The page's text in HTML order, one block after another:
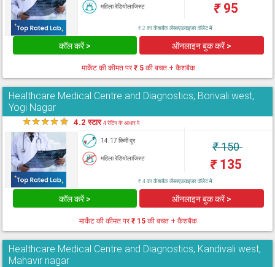
महिला रेडियोलाजिस्ट ₹95
₹ 2 का कैशबैक लैब्सएडवाइजर वॉलेट में
कॉल करें > ऑनलाइन बुक करें >
मार्केट की कीमत पर₹ 5की बचत + कैशबैक
Healthcare Medical Centre and Diagnostics, Borivali west,
Yogi Nagar
★★★★★ 4.2 स्टार4 रेटिंग के आधार पे
14.17 किमी दूर
महिला रेडियोलाजिस्ट
₹150
₹135
₹ 4 का कैशबैक लैब्सएडवाइजर वॉलेट में
कॉल करें > ऑनलाइन बुक करें >
मार्केट की कीमत पर₹ 15 की बचत + कैशबैक
Healthcare Medical Centre and Diagnostics, Kandivali west,
Mahavir nagar